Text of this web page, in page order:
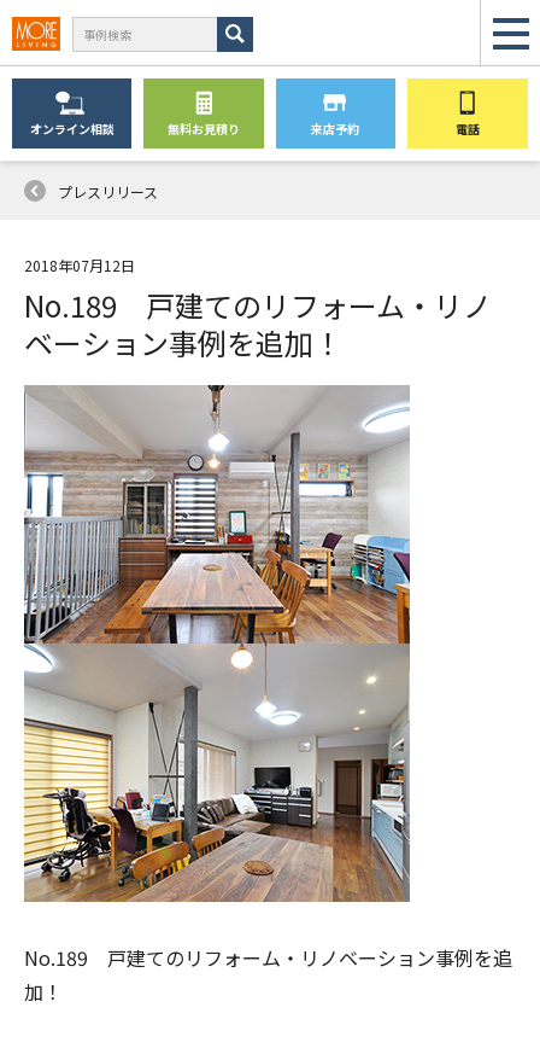
オンライン相談 無料お見積り 来店予約 電話
プレスリリース
2018年07月12日
No.189 戸建てのリフォーム・リノ
ベーション事例を追加！
No.189 戸建てのリフォーム・リノベーション事例を追
加！